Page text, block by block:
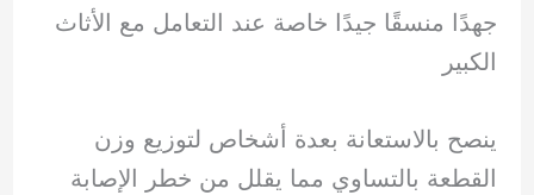
جهدًا منسقًا جيدًا خاصة عند التعامل مع الأثاث
الكبير
ينصح بالاستعانة بعدة أشخاص لتوزيع وزن
القطعة بالتساوي مما يقلل من خطر الإصابة